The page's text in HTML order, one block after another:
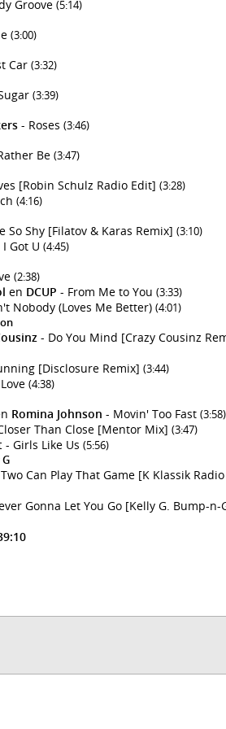
Groove (5:14)
(3:00)
Car (3:32)
(3:39)
- Roses (3:46)
Be (3:47)
[Robin Schulz Radio Edit] (3:28)
(4:16)
So Shy [Filatov & Karas Remix] (3:10)
I Got U (4:45)
(2:38)
en DCUP - From Me to You (3:33)
Nobody (Loves Me Better) (4:01)
- Do You Mind [Crazy Cousinz
[Disclosure Remix] (3:44)
(4:38)
Romina Johnson - Movin' Too Fast (3:58)
Than Close [Mentor Mix] (3:47)
- Girls Like Us (5:56)
Can Play That Game [K Klassik
Gonna Let You Go [Kelly G. Bump-n-